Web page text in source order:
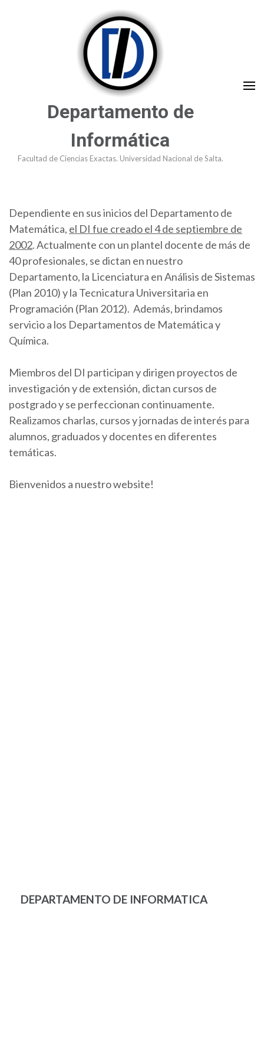
Departamento de
Informática
Facultad de Ciencias Exactas. Universidad Nacional de Salta.
Dependiente en sus inicios del Departamento de
Matemática, el DI fue creado el 4 de septiembre de
2002. Actualmente con un plantel docente de más de
40 profesionales, se dictan en nuestro
Departamento, la Licenciatura en Análisis de Sistemas
(Plan 2010) y la Tecnicatura Universitaria en
Programación (Plan 2012). Además, brindamos
servicio a los Departamentos de Matemática y
Química.
Miembros del DI participan y dirigen proyectos de
investigación y de extensión, dictan cursos de
postgrado y se perfeccionan continuamente.
Realizamos charlas, cursos y jornadas de interés para
alumnos, graduados y docentes en diferentes
temáticas.
Bienvenidos a nuestro website!
DEPARTAMENTO DE INFORMATICA